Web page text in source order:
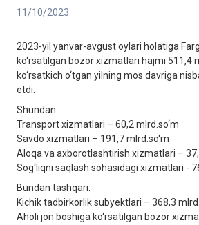
11/10/2023
2023-yil yanvar-avgust oylari holatiga
ko‘rsatilgan bozor xizmatlari hajmi 511,4
ko‘rsatkich o‘tgan yilning mos davriga
etdi.
Shundan:
Transport xizmatlari – 60,2 mlrd.so‘m
Savdo xizmatlari – 191,7 mlrd.so‘m
Aloqa va axborotlashtirish xizmatlari –
Sog‘liqni saqlash sohasidagi xizmatlari -
Bundan tashqari:
Kichik tadbirkorlik subyektlari – 368,3
Aholi jon boshiga ko‘rsatilgan bozor